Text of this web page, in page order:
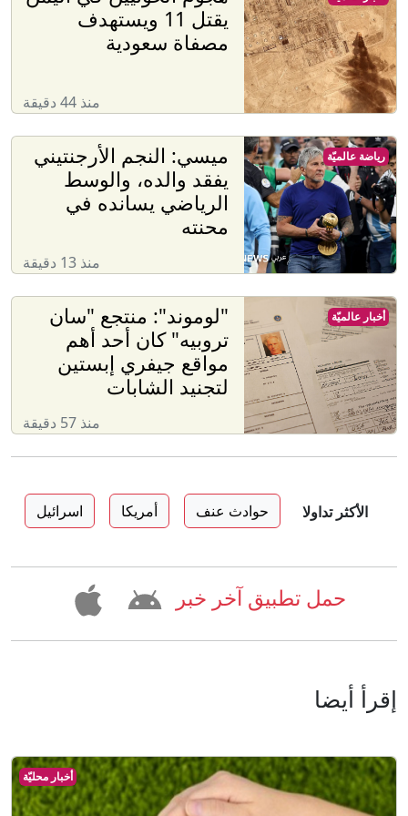
يقتل 11 ويستهدف
مصفاة سعودية
منذ 44 دقيقة
ميسي: النجم الأرجنتيني
يفقد والده، والوسط
الرياضي يسانده في
محنته
منذ 13 دقيقة
رياضة عالميّة
"لوموند": منتجع "سان
تروبيه" كان أحد أهم
مواقع جيفري إبستين
لتجنيد الشابات
منذ 57 دقيقة
أخبار عالميّة
الأكثر تداولا حوادث عنف أمريكا اسرائيل
حمل تطبيق آخر خبر
إقرأ أيضا
أخبار محليّة